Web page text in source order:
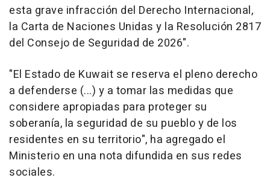
esta grave infracción del Derecho Internacional,
la Carta de Naciones Unidas y la Resolución 2817
del Consejo de Seguridad de 2026".
"El Estado de Kuwait se reserva el pleno derecho
a defenderse (...) y a tomar las medidas que
considere apropiadas para proteger su
soberanía, la seguridad de su pueblo y de los
residentes en su territorio", ha agregado el
Ministerio en una nota difundida en sus redes
sociales.